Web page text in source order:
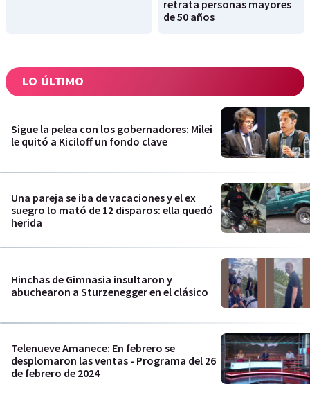
retrata personas mayores
de 50 años
LO ÚLTIMO
Sigue la pelea con los gobernadores: Milei
le quitó a Kiciloff un fondo clave
Una pareja se iba de vacaciones y el ex
suegro lo mató de 12 disparos: ella quedó
herida
Hinchas de Gimnasia insultaron y
abuchearon a Sturzenegger en el clásico
Telenueve Amanece: En febrero se
desplomaron las ventas - Programa del 26
de febrero de 2024